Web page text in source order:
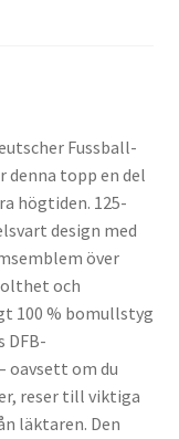
Fussball-
denna topp en del
högtiden. 125-
design med
över
och
100 % bomullstyg
DFB-
oavsett om du
reser till viktiga
läktaren. Den